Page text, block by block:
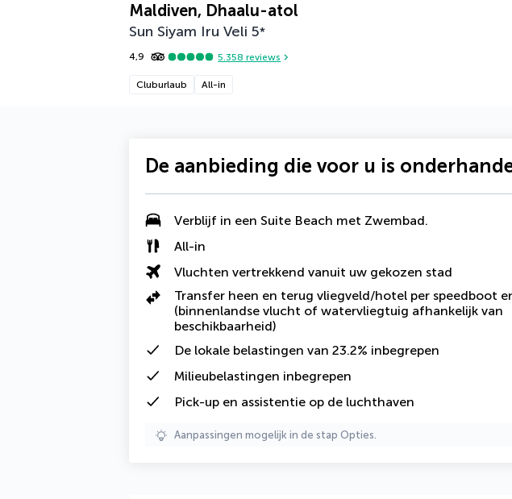
Maldiven, Dhaalu-atol
Sun Siyam Iru Veli 5*
4,9 5.358 reviews
Cluburlaub All-in
De aanbieding die voor u is
Verblijf in een Suite Beach met Zwembad.
All-in
Vluchten vertrekkend vanuit uw gekozen stad
Transfer heen en terug vliegveld/hotel per speedboot
(binnenlandse vlucht of watervliegtuig afhankelijk van
beschikbaarheid)
De lokale belastingen van 23.2% inbegrepen
Milieubelastingen inbegrepen
Pick-up en assistentie op de luchthaven
Aanpassingen mogelijk in de stap Opties.